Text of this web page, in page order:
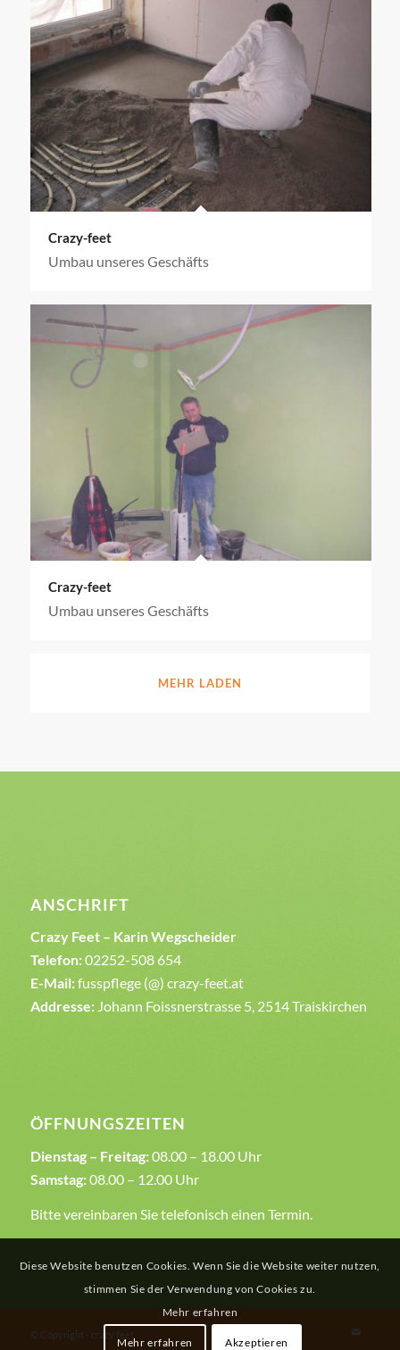
Crazy-feet
Umbau unseres Geschäfts
Crazy-feet
Umbau unseres Geschäfts
MEHR LADEN
ANSCHRIFT
Crazy Feet – Karin Wegscheider
Telefon:02252-508 654
E-Mail:fusspflege (@) crazy-feet.at
Addresse:Johann Foissnerstrasse 5, 2514 Traiskirchen
ÖFFNUNGSZEITEN
Dienstag – Freitag:08.00 – 18.00 Uhr
Samstag:08.00 – 12.00 Uhr
Bitte vereinbaren Sie telefonisch einen Termin.
© Copyright - crazy feet
Diese Website benutzen Cookies. Wenn Sie die Website weiter nutzen,
stimmen Sie der Verwendung von Cookies zu.
Mehr erfahren
Mehr erfahren Akzeptieren